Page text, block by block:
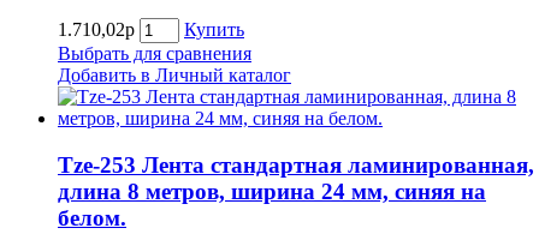
1.710,02р
Купить
Выбрать для сравнения
Добавить в Личный каталог
Tze-253 Лента стандартная ламинированная,
длина 8 метров, ширина 24 мм, синяя на
белом.